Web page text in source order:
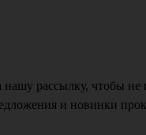
рассылку, чтобы не
и новинки